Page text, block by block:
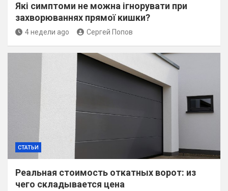
Які симптоми не можна ігнорувати при
захворюваннях прямої кишки?
4 недели ago Сергей Попов
СТАТЬИ
Реальная стоимость откатных ворот: из
чего складывается цена